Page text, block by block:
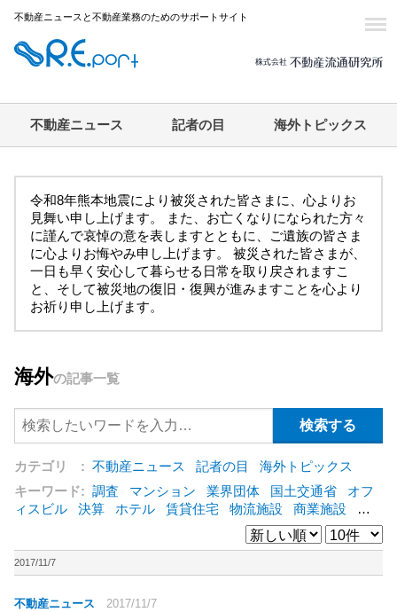
不動産ニュースと不動産業務のためのサポートサイト
不動産ニュース 記者の目 海外トピックス
令和8年熊本地震により被災された皆さまに、心よりお
見舞い申し上げます。 また、お亡くなりになられた方々
に謹んで哀悼の意を表しますとともに、ご遺族の皆さま
に心よりお悔やみ申し上げます。 被災された皆さまが、
一日も早く安心して暮らせる日常を取り戻されますこ
と、そして被災地の復旧・復興が進みますことを心より
お祈り申し上げます。
海外の記事一覧
カテゴリ : 不動産ニュース 記者の目
海外トピックス
キーワード: 調査 マンション 業界団体 国土交通省
オフ
ィスビル
決算 ホテル 賃貸住宅 物流施設 商業施設
海
東急不動産 賃料
ア
野村不動産 ZEH [+]
2017/11/7
不動産ニュース 2017/11/7